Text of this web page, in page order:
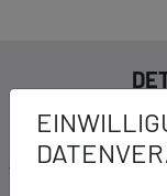
Ausstattung: